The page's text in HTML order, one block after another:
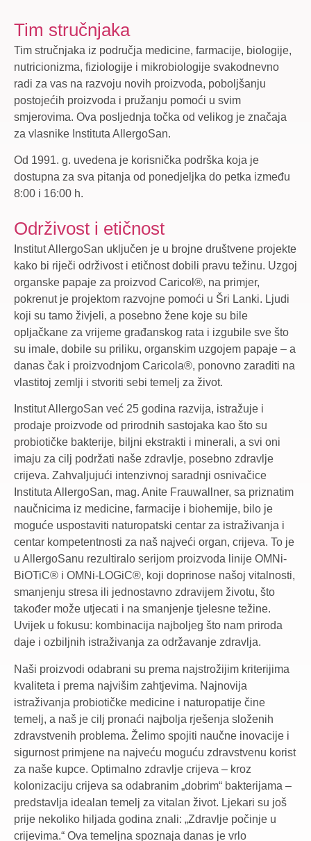
Tim stručnjaka
Tim stručnjaka iz područja medicine, farmacije, biologije,
nutricionizma, fiziologije i mikrobiologije svakodnevno
radi za vas na razvoju novih proizvoda, poboljšanju
postojećih proizvoda i pružanju pomoći u svim
smjerovima. Ova posljednja točka od velikog je značaja
za vlasnike Instituta AllergoSan.
Od 1991. g. uvedena je korisnička podrška koja je
dostupna za sva pitanja od ponedjeljka do petka između
8:00 i 16:00 h.
Održivost i etičnost
Institut AllergoSan uključen je u brojne društvene projekte
kako bi riječi održivost i etičnost dobili pravu težinu. Uzgoj
organske papaje za proizvod Caricol®, na primjer,
pokrenut je projektom razvojne pomoći u Šri Lanki. Ljudi
koji su tamo živjeli, a posebno žene koje su bile
opljačkane za vrijeme građanskog rata i izgubile sve što
su imale, dobile su priliku, organskim uzgojem papaje – a
danas čak i proizvodnjom Caricola®, ponovno zaraditi na
vlastitoj zemlji i stvoriti sebi temelj za život.
Institut AllergoSan već 25 godina razvija, istražuje i
prodaje proizvode od prirodnih sastojaka kao što su
probiotičke bakterije, biljni ekstrakti i minerali, a svi oni
imaju za cilj podržati naše zdravlje, posebno zdravlje
crijeva. Zahvaljujući intenzivnoj saradnji osnivačice
Instituta AllergoSan, mag. Anite Frauwallner, sa priznatim
naučnicima iz medicine, farmacije i biohemije, bilo je
moguće uspostaviti naturopatski centar za istraživanja i
centar kompetentnosti za naš najveći organ, crijeva. To je
u AllergoSanu rezultiralo serijom proizvoda linije OMNi-
BiOTiC® i OMNi-LOGiC®, koji doprinose našoj vitalnosti,
smanjenju stresa ili jednostavno zdravijem životu, što
također može utjecati i na smanjenje tjelesne težine.
Uvijek u fokusu: kombinacija najboljeg što nam priroda
daje i ozbiljnih istraživanja za održavanje zdravlja.
Naši proizvodi odabrani su prema najstrožijim kriterijima
kvaliteta i prema najvišim zahtjevima. Najnovija
istraživanja probiotičke medicine i naturopatije čine
temelj, a naš je cilj pronaći najbolja rješenja složenih
zdravstvenih problema. Želimo spojiti naučne inovacije i
sigurnost primjene na najveću moguću zdravstvenu korist
za naše kupce. Optimalno zdravlje crijeva – kroz
kolonizaciju crijeva sa odabranim „dobrim“ bakterijama –
predstavlja idealan temelj za vitalan život. Ljekari su još
prije nekoliko hiljada godina znali: „Zdravlje počinje u
crijevima.“ Ova temeljna spoznaja danas je vrlo